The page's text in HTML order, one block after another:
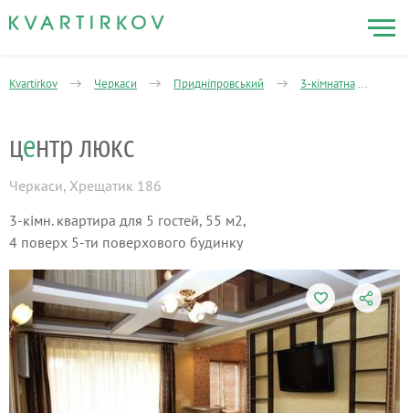
Kvartirkov Черкаси Придніпровський 3-кімнатна
центр люкс
Черкаси, Хрещатик 186
3-кімн. квартира для 5 гостей, 55 м2,
4 поверх 5-ти поверхового будинку